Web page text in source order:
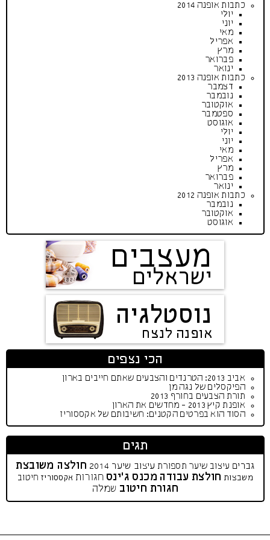
כתבות אופנה 2014
יולי
יוני
מאי
אפריל
מרץ
פברואר
ינואר
כתבות אופנה 2013
דצמבר
נובמבר
אוקטובר
ספטמבר
אוגוסט
יולי
יוני
מאי
אפריל
מרץ
פברואר
ינואר
כתבות אופנה 2012
נובמבר
אוקטובר
אוגוסט
מעצבים
ישראלים
נוסטלגיה
אופנה לנצח
הכי נצפים
אביב 2013: הטרנדים והצבעים שאתם חייבים בארון
הפיקסלים של נגה מן
תורת הצבעים בחורף 2013
אופנת קיץ 2013 - מחדשים את הארון
הסוד הוא בפרטים הקטנים: חשיבותם של אקססוריז
תגים
גברים עיצוב שיער תספורת עיצוב שיער 2014 חולצה משובצת
משבצות חולצת עבודה מכנס ג'ינס חגורות אקססוריז חיטוב
חגורת חיטוב שמלה